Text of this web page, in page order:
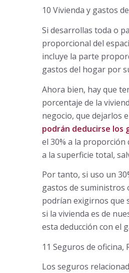
10 Vivienda y gastos
Si desarrollas toda o
proporcional del
incluye la parte
gastos del hogar por
Ahora bien, hay que
porcentaje de la
negocio, que dejarlos
podrán deducirse los
el 30% a la proporción
a la superficie total,
Por tanto, si uso un
gastos de suministros
podrían exigirnos que
si la vivienda es de
esta deducción con el
11 Seguros de oficina,
Los seguros